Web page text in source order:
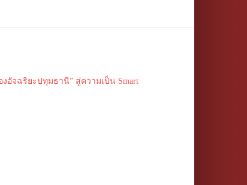
อัจฉริยะปทุมธานี” สู่ความเป็น Smart